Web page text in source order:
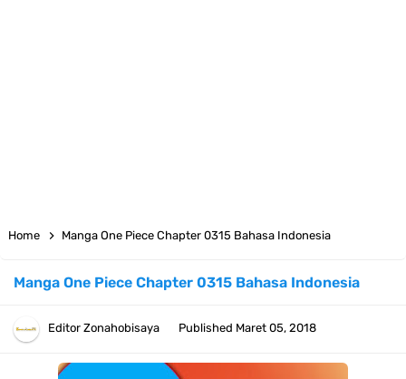
Home Manga One Piece Chapter 0315 Bahasa Indonesia
Manga One Piece Chapter 0315 Bahasa Indonesia
Editor Zonahobisaya Published Maret 05, 2018